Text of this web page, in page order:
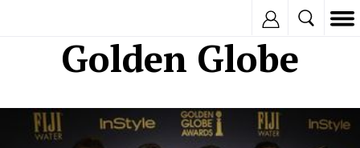
Golden Globe